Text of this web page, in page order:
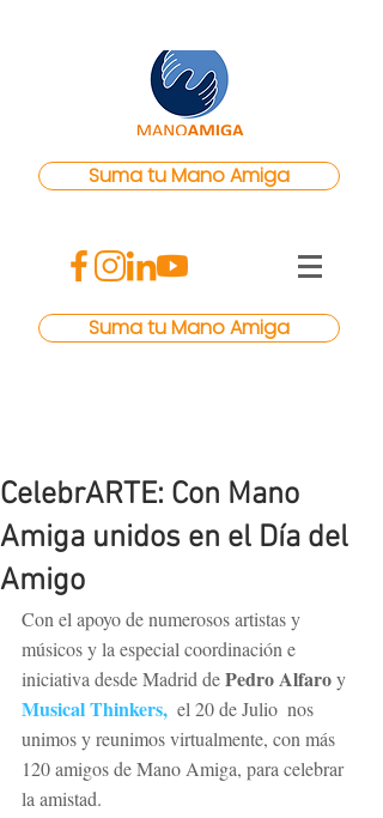
Suma tu Mano Amiga
Suma tu Mano Amiga
CelebrARTE: Con Mano
Amiga unidos en el Día del
Amigo
Con el apoyo de numerosos artistas y
músicos y la especial coordinación e
iniciativa desde Madrid de Pedro Alfaro y
Musical Thinkers, el 20 de Julio  nos
unimos y reunimos virtualmente, con más
120 amigos de Mano Amiga, para celebrar
la amistad.